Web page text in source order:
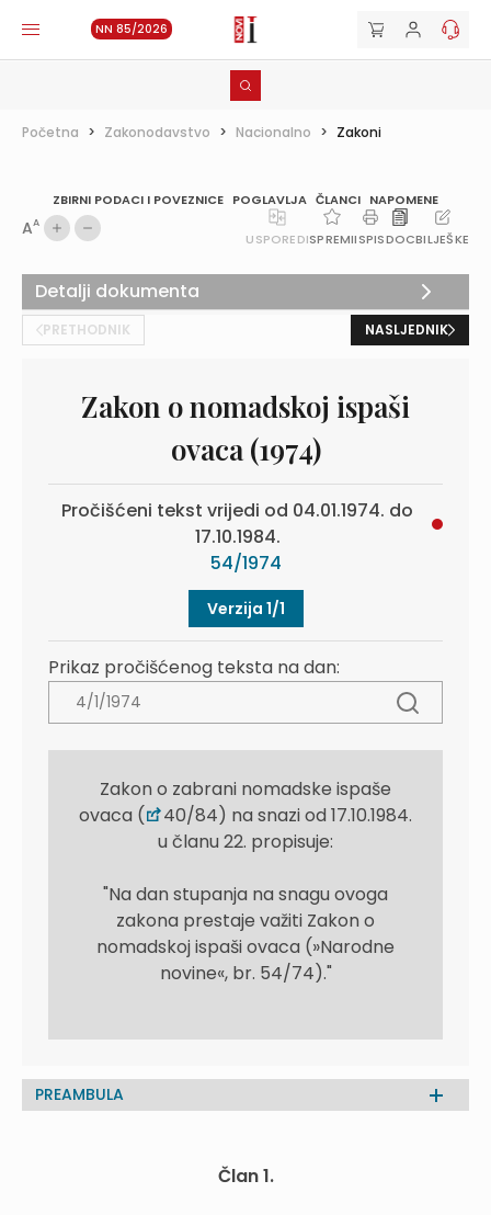
NN 85/2026
Početna > Zakonodavstvo > Nacionalno > Zakoni
ZBIRNI PODACI I POVEZNICE POGLAVLJA ČLANCI NAPOMENE
AA
USPOREDISPREMIISPISDOCBILJEŠKE
PRETHODNIK NASLJEDNIK
Zakon o nomadskoj ispaši
ovaca (1974)
Pročišćeni tekst vrijedi od 04.01.1974. do
17.10.1984.
54/1974
Verzija 1/1
Prikaz pročišćenog teksta na dan:
Zakon o zabrani nomadske ispaše
ovaca (
40/84) na snazi od 17.10.1984.
u članu 22. propisuje:
"Na dan stupanja na snagu ovoga
zakona prestaje važiti Zakon o
nomadskoj ispaši ovaca (»Narodne
novine«, br. 54/74)."
PREAMBULA
Član 1.
Detalji dokumenta